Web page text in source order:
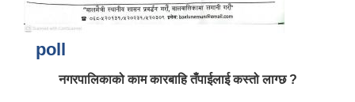
poll
नगरपालिकाको काम कारबाहि तँपाईलाई कस्तो लाग्छ ?